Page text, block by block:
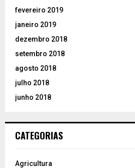
fevereiro 2019
janeiro 2019
dezembro 2018
setembro 2018
agosto 2018
julho 2018
junho 2018
CATEGORIAS
Agricultura